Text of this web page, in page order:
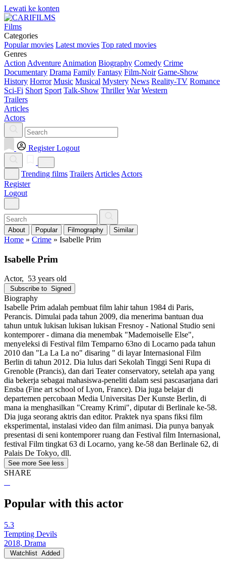
Lewati ke konten
Films
Categories
Popular movies Latest movies Top rated movies
Genres
Action Adventure Animation Biography Comedy Crime
Documentary Drama Family Fantasy Film-Noir Game-Show
History Horror Music Musical Mystery News Reality-TV Romance
Sci-Fi Short Sport Talk-Show Thriller War Western
Trailers
Articles
Actors
Register Logout
Trending films Trailers Articles Actors
Register
Logout
About Popular Filmography Similar
Home » Crime » Isabelle Prim
Isabelle Prim
Actor, 53 years old
Subscribe to Signed
Biography
Isabelle Prim adalah pembuat film lahir tahun 1984 di Paris,
Perancis. Dimulai pada tahun 2009, dia menerima bantuan dua
tahun untuk lukisan lukisan lukisan Fresnoy - National Studio seni
kontemporer - dimana dia menembak "Mademoiselle Else",
menyeleksi di Festival film Temparno 63no di Locarno pada tahun
2010 dan "La La La no" disaring " di layar Internasional Film
Berlin di tahun 2012. Dia lulus dari Sekolah Tinggi Seni Rupa di
Grenoble (Prancis), dan dari Teater conservatory, setelah apa yang
dia bekerja sebagai mahasiswa-peneliti dalam sesi pascasarjana dari
Ensba (Fine art school of Lyon, France). Dia juga belajar di
departemen percobaan Media Universitas Der Kunste Berlin, di
mana ia menghasilkan "Creamy Krimi", diputar di Berlinale ke-58.
Dia juga seorang aktris dan editor. Praktek nya spans fiksi film
eksperimental, instalasi video dan film animasi. Dia punya banyak
presentasi di seni kontemporer ruang dan Festival film Internasional,
festival Film tingkat 63 di Locarno, yang ke-58 dan Berlinale 62, di
Palais De Tokyo, dll.
See more See less
SHARE
Popular with this actor
5.3
Tempting Devils
2018, Drama
Watchlist Added